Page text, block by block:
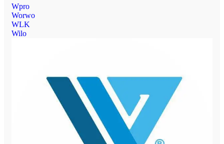
Wpro
Worwo
WLK
Wilo